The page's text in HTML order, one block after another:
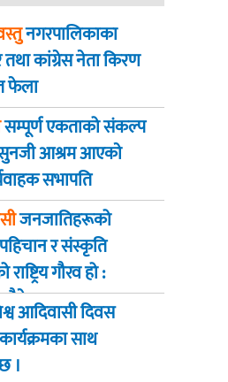
नगरपालिकाका
तथा कांग्रेस नेता किरण
फेला
सम्पूर्ण एकताको संकल्प
आश्रम आएकाे
सभापति
खड्का
जनजातिहरूको
पहिचान र संस्कृति
गौरव हो :
पौडेल
आदिवासी दिवस
साथ
।